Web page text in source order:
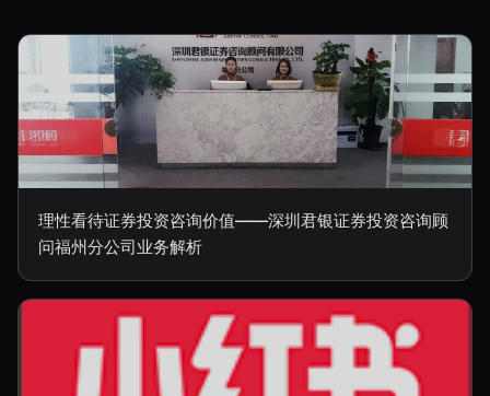
理性看待证券投资咨询价值——深圳君银证券投资咨询顾
问福州分公司业务解析